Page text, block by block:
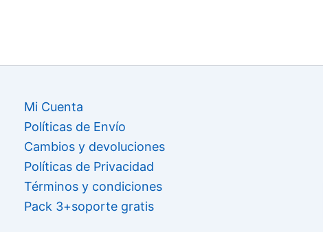
Mi Cuenta
Políticas de Envío
Cambios y devoluciones
Políticas de Privacidad
Términos y condiciones
Pack 3+soporte gratis